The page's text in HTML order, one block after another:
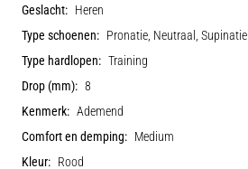
Geslacht: Heren
Type schoenen: Pronatie, Neutraal, Supinatie
Type hardlopen: Training
Drop (mm): 8
Kenmerk: Ademend
Comfort en demping: Medium
Kleur: Rood